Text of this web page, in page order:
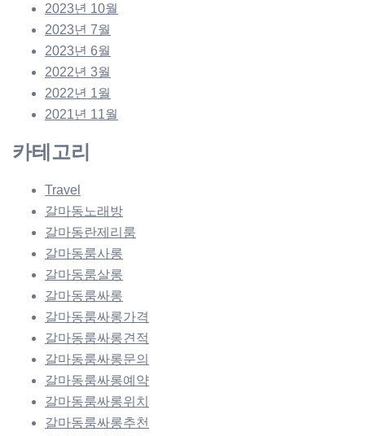
2023년 10월
2023년 7월
2023년 6월
2022년 3월
2022년 1월
2021년 11월
카테고리
Travel
갈마동노래방
갈마동란제리룸
갈마동룸사롱
갈마동룸살롱
갈마동룸싸롱
갈마동룸싸롱가격
갈마동룸싸롱견적
갈마동룸싸롱문의
갈마동룸싸롱예약
갈마동룸싸롱위치
갈마동룸싸롱추천